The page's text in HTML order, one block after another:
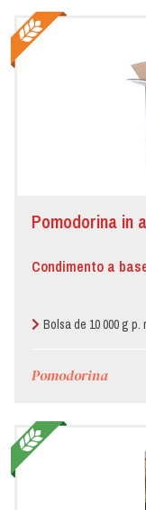
Pomodorina in
Condimento a
Bolsa de 10 000 g p.
Pomodorina